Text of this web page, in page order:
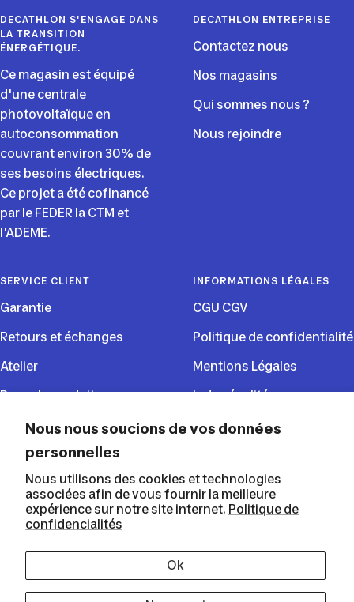
Nous nous soucions de vos données
personnelles
Nous utilisons des cookies et technologies
associées afin de vous fournir la meilleure
expérience sur notre site internet. Politique de
confidencialités
Ok
DECATHLON S'ENGAGE DANS
LA TRANSITION
ÉNERGÉTIQUE.
Ce magasin est équipé
d'une centrale
photovoltaïque en
autoconsommation
couvrant environ 30% de
ses besoins électriques.
Ce projet a été cofinancé
par le FEDER la CTM et
l'ADEME.
DECATHLON ENTREPRISE
Contactez nous
Nos magasins
Qui sommes nous ?
Nous rejoindre
SERVICE CLIENT
Garantie
Retours et échanges
Atelier
Rappels produits
INFORMATIONS LÉGALES
CGU CGV
Politique de confidentialité
Mentions Légales
Index égalité
CGU du programme de
SUIVEZ NOUS
Decathlon Martinique